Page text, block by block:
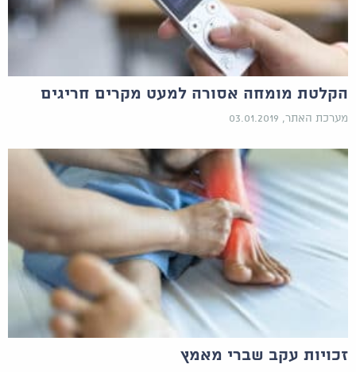
הקלטת מומחה אסורה למעט מקרים חריגים
מערכת האתר, 03.01.2019
זכויות עקב שברי מאמץ